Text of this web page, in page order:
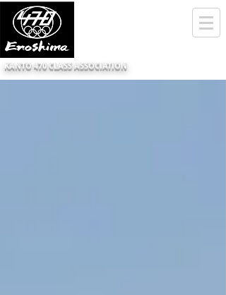
KANTO 470 CLASS ASSOCIATION